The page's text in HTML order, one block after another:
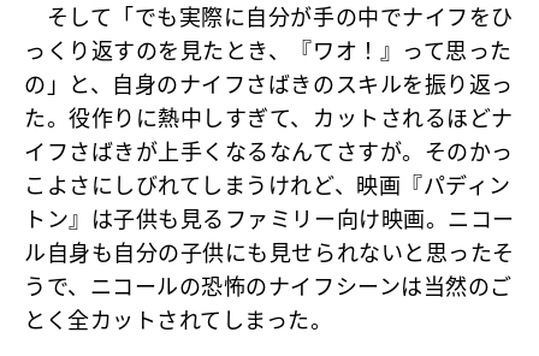
そして「でも実際に自分が手の中でナイフをひ
っくり返すのを見たとき、『ワオ！』って思った
の」と、自身のナイフさばきのスキルを振り返っ
た。役作りに熱中しすぎて、カットされるほどナ
イフさばきが上手くなるなんてさすが。そのかっ
こよさにしびれてしまうけれど、映画『パディン
トン』は子供も見るファミリー向け映画。ニコー
ル自身も自分の子供にも見せられないと思ったそ
うで、ニコールの恐怖のナイフシーンは当然のご
とく全カットされてしまった。